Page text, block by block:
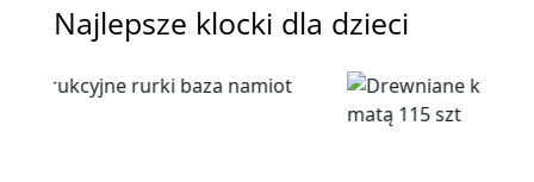
Najlepsze klocki dla dzieci